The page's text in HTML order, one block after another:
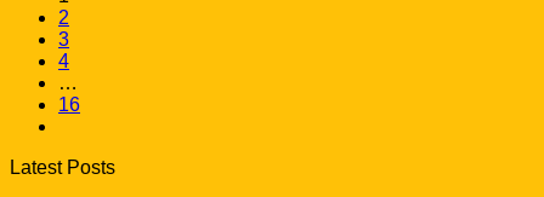
2
3
4
…
16
Latest Posts